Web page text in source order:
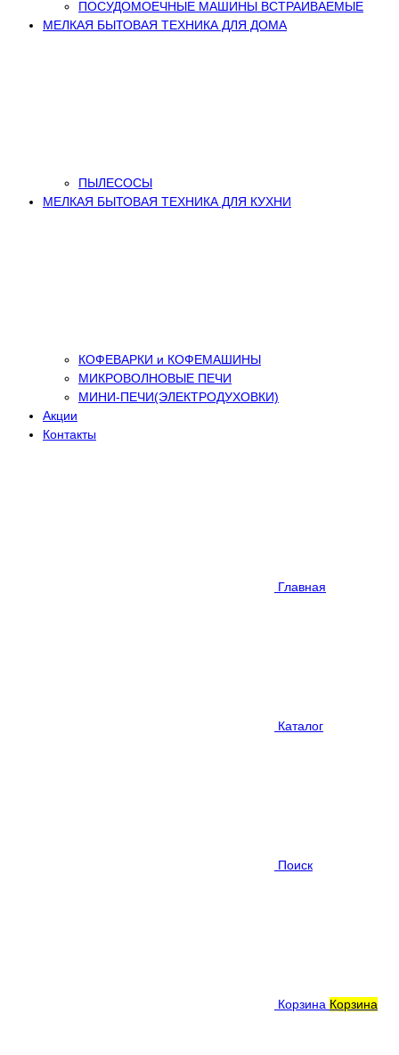
ПОСУДОМОЕЧНЫЕ МАШИНЫ ВСТРАИВАЕМЫЕ
МЕЛКАЯ БЫТОВАЯ ТЕХНИКА ДЛЯ ДОМА
ПЫЛЕСОСЫ
МЕЛКАЯ БЫТОВАЯ ТЕХНИКА ДЛЯ КУХНИ
КОФЕВАРКИ и КОФЕМАШИНЫ
МИКРОВОЛНОВЫЕ ПЕЧИ
МИНИ-ПЕЧИ(ЭЛЕКТРОДУХОВКИ)
Акции
Контакты
Главная
Каталог
Поиск
Корзина Корзина